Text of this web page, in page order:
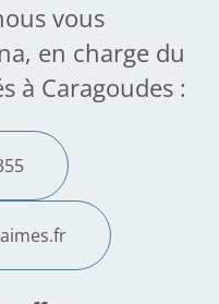
vous
en charge du
à Caragoudes :